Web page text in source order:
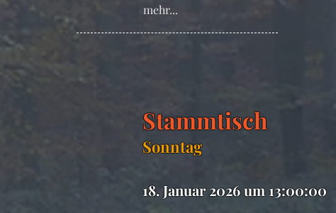
mehr...
Stammtisch
Sonntag
18. Januar 2026 um 13:00:00